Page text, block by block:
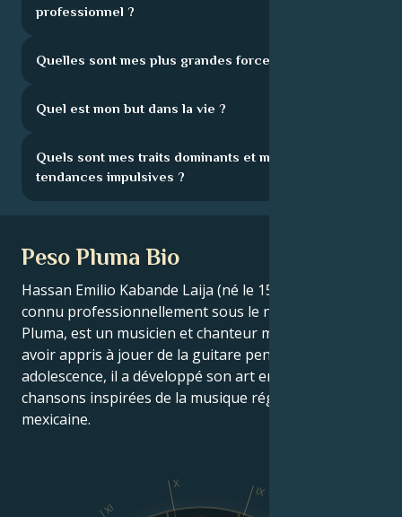
professionnel ?
Quelles sont mes plus grandes forces ?
Quel est mon but dans la vie ?
Quels sont mes traits dominants et mes
tendances impulsives ?
Peso Pluma Bio
Hassan Emilio Kabande Laija (né le 15 juin 1999),
connu professionnellement sous le nom de Peso
Pluma, est un musicien et chanteur mexicain. Après
avoir appris à jouer de la guitare pendant son
adolescence, il a développé son art en écrivant des
chansons inspirées de la musique régionale
mexicaine.
IX
X
XI